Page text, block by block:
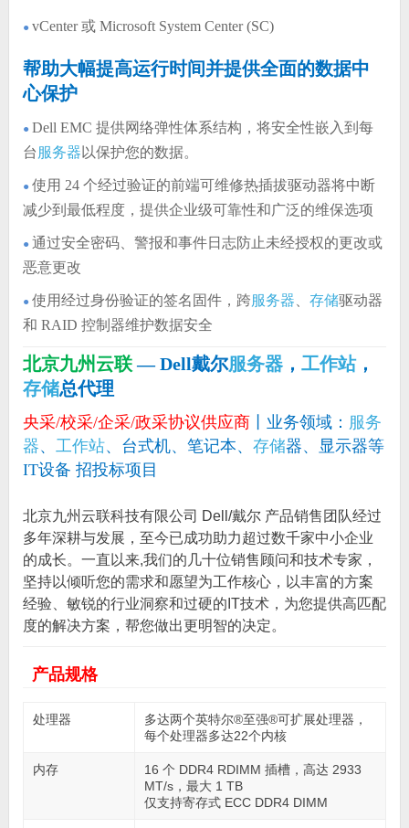
● vCenter 或 Microsoft System Center (SC)
帮助大幅提高运行时间并提供全面的数据中
心保护
● Dell EMC 提供网络弹性体系结构，将安全性嵌入到每
台 服务器 以保护您的数据。
● 使用 24 个经过验证的前端可维修热插拔驱动器将中断
减少到最低程度，提供企业级可靠性和广泛的维保选项
● 通过安全密码、警报和事件日志防止未经授权的更改或
恶意更改
● 使用经过身份验证的签名固件，跨服务器 存储驱动器
和 RAID 控制器维护数据安全
北京九州云联— Dell戴尔服务器， 工作站，
存储总代理
央采/校采/企采/政采协议供应商丨业务领域： 服务
器、 工作站、台式机、笔记本、 存储器、显示器等
IT设备 招投标项目
北京九州云联科技有限公司 Dell/戴尔 产品销售团队经过
多年深耕与发展，至今已成功助力超过数千家中小企业
的成长。一直以来,我们的几十位销售顾问和技术专家，
坚持以倾听您的需求和愿望为工作核心，以丰富的方案
经验、敏锐的行业洞察和过硬的IT技术，为您提供高匹配
度的解决方案，帮您做出更明智的决定。
产品规格
处理器
多达两个英特尔®至强®可扩展处理器，
每个处理器多达22个内核
内存
16 个 DDR4 RDIMM 插槽，高达 2933
MT/s，最大 1 TB
仅支持寄存式 ECC DDR4 DIMM